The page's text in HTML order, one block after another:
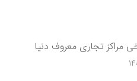
مراکز تجاری معروف دنیا